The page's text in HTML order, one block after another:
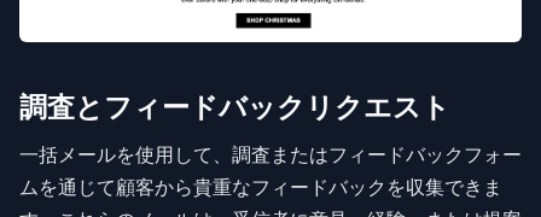
調査とフィードバックリクエスト
一括メールを使用して、調査またはフィードバックフォー
ムを通じて顧客から貴重なフィードバックを収集できま